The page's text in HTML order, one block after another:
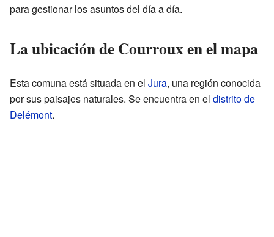
para gestionar los asuntos del día a día.
La ubicación de Courroux en el mapa
Esta comuna está situada en el Jura, una región conocida
por sus paisajes naturales. Se encuentra en el distrito de
Delémont.